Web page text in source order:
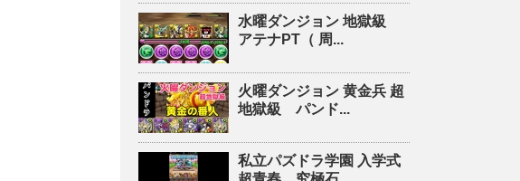
水曜ダンジョン 地獄級
アテナPT（ 周...
火曜ダンジョン 黄金兵 超
地獄級 パンド...
私立パズドラ学園 入学式